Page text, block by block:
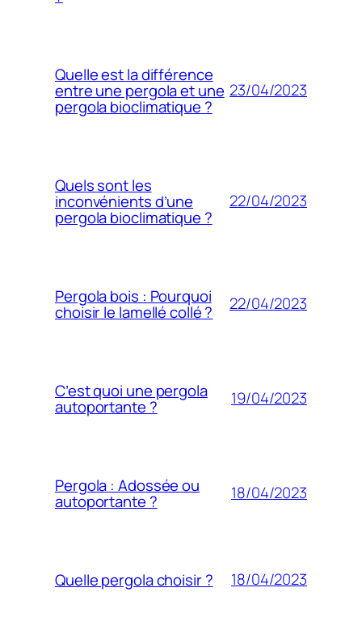
Quelle est la différence
entre une pergola et une
pergola bioclimatique ?
23/04/2023
Quels sont les
inconvénients d’une
pergola bioclimatique ?
22/04/2023
Pergola bois : Pourquoi
choisir le lamellé collé ? 22/04/2023
C’est quoi une pergola
autoportante ? 19/04/2023
Pergola : Adossée ou
autoportante ? 18/04/2023
Quelle pergola choisir ? 18/04/2023